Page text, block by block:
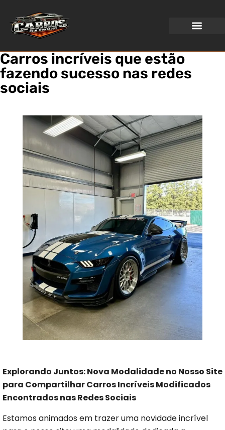
Carros incríveis que estão
fazendo sucesso nas redes
sociais
Explorando Juntos: Nova Modalidade no Nosso Site
para Compartilhar Carros Incríveis Modificados
Encontrados nas Redes Sociais
Estamos animados em trazer uma novidade incrível